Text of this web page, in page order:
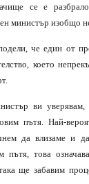
се е
министър изобщо
че един от
което
ви
пътя. Най-
да влизаме и да
пътя, това
ще забавим